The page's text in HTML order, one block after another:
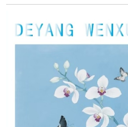
十百千 网络文学
散文
其他阅读